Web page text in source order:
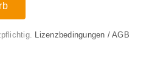
Lizenzbedingungen / AGB